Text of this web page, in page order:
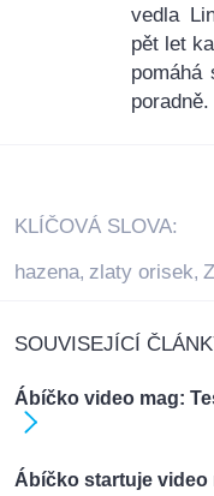
vedla
pět let
pomáhá
poradně.
KLÍČOVÁ SLOVA:
hazena, zlaty orisek,
SOUVISEJÍCÍ
Ábíčko video mag:
Ábíčko startuje video